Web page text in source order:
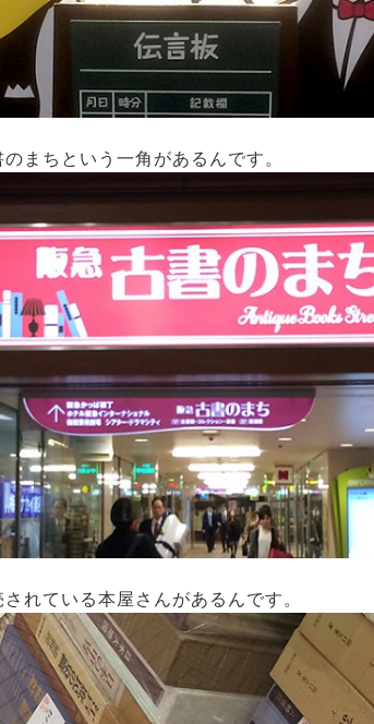
まちという一角があるんです。
れている本屋さんがあるんです。